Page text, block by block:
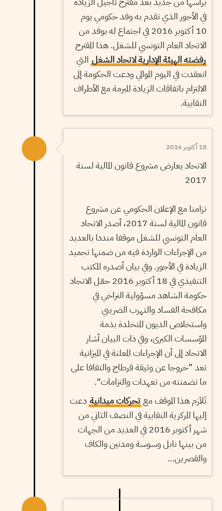
في الأجور الذي تقدم به وفد حكومي يوم
10 أكتوبر 2016 في اجتماع له بوفد من
الاتحاد العام التونسي للشغل. هذا المقترح
رفضته الهيئة الإدارية لاتحاد الشغل التي
انعقدت في اليوم الموالي ودعت الحكومة إلى
الالتزام باتفاقات الزيادة المبرمة مع الأطراف
النقابية.
18 أكتوبر 2016
الاتحاد يعارض مشروع قانون المالية لسنة
2017
تزامنا مع الإعلان الحكومي عن مشروع
قانون المالية لسنة 2017، أصدر الاتحاد
العام التونسي للشغل موقفا منددا بالعديد
من الإجراءات الواردة فيه من ضمنها تجميد
الزيادة في الأجور. وفي بيان أصدره المكتب
التنفيذي في 18 أكتوبر 2016 حمّل الاتحاد
حكومة الشاهد مسؤولية التراخي في
مكافحة الفساد والتهرب الضريبي
واستخلاص الديون المتخلدة بذمة
المؤسسات الكبرى، وفي ذات البيان أشار
الاتحاد إلى أن الإجراءات المعلنة في الميزانية
تعد ”خروجا عن وثيقة قرطاج والتفافا على
ما تضمنته من تعهدات والتزامات“.
تَلاَزم هذا الموقف مع تحركات ميدانية دعت
إليها المركزية النقابية في النصف الثاني من
شهر أكتوبر 2016 في العديد من الجهات
من بينها نابل وسوسة ومدنين والكاف
والقصرين…